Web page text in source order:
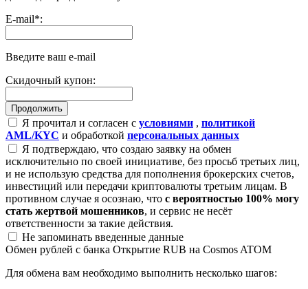
E-mail*:
Введите ваш e-mail
Скидочный купон:
Я прочитал и согласен с условиями , политикой
AML/KYC и обработкой персональных данных
Я подтверждаю, что создаю заявку на обмен
исключительно по своей инициативе, без просьб третьих лиц,
и не использую средства для пополнения брокерских счетов,
инвестиций или передачи криптовалюты третьим лицам. В
противном случае я осознаю, что с вероятностью 100% могу
стать жертвой мошенников, и сервис не несёт
ответственности за такие действия.
Не запоминать введенные данные
Обмен рублей с банка Открытие RUB на Cosmos ATOM
Для обмена вам необходимо выполнить несколько шагов: